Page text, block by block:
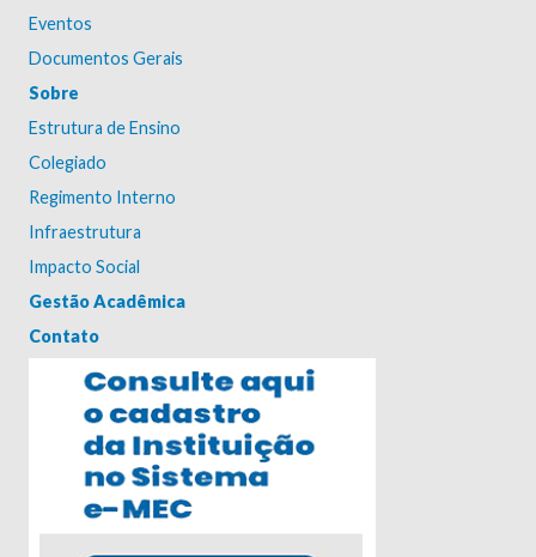
Eventos
Documentos Gerais
Sobre
Estrutura de Ensino
Colegiado
Regimento Interno
Infraestrutura
Impacto Social
Gestão Acadêmica
Contato